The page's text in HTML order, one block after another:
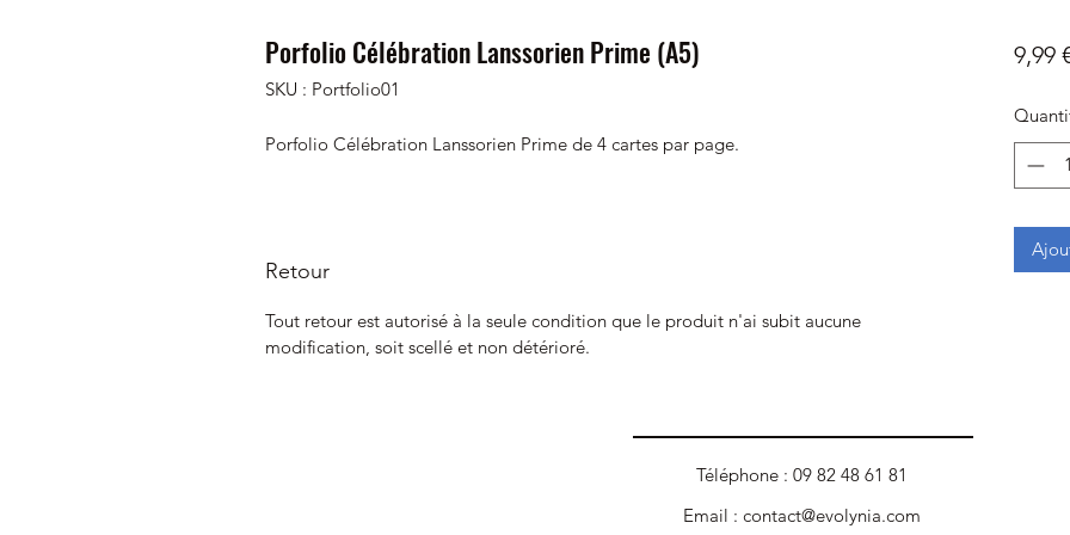
Porfolio Célébration Lanssorien Prime (A5)
SKU : Portfolio01
Porfolio Célébration Lanssorien Prime de 4 cartes par page.
Retour
Tout retour est autorisé à la seule condition que le produit n'ai subit aucune
modification, soit scellé et non détérioré.
9,99
Téléphone : 09 82 48 61 81
Email : contact@evolynia.com